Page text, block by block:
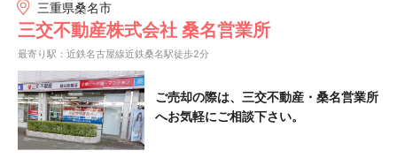
三重県桑名市
三交不動産株式会社 桑名営業所
最寄り駅：近鉄名古屋線近鉄桑名駅徒歩2分
ご売却の際は、三交不動産・桑名営業所
へお気軽にご相談下さい。